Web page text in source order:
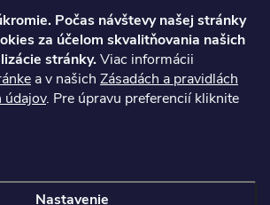
Počas návštevy našej stránky
za účelom skvalitňovania našich
stránky.Viac informácii
a v našich Zásadách a pravidlách
údajov. Pre úpravu preferencií kliknite
Nastavenie
Aktuálne ceny tovaru
od : 7/8/2026